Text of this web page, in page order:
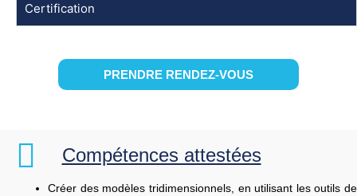
Certification
PRENDRE RENDEZ-VOUS
Compétences attestées
Créer des modèles tridimensionnels, en utilisant les outils de